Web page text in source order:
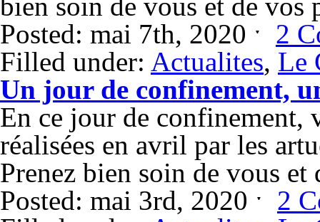
Posted: mai 7th, 2020 ˑ 2
Filled under: Actualites, Le
Un jour de confinement,
En ce jour de confinement,
réalisées en avril par les
Prenez bien soin de vous
Posted: mai 3rd, 2020 ˑ 2